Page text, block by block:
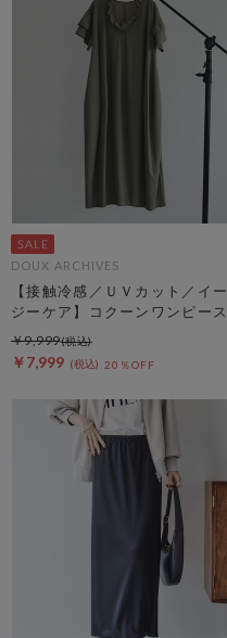
DOUX ARCHIVES
【接触冷感／ＵＶカット／イー
ジーケア】コクーンワンピース
￥7,999 20％OFF
￥9,999